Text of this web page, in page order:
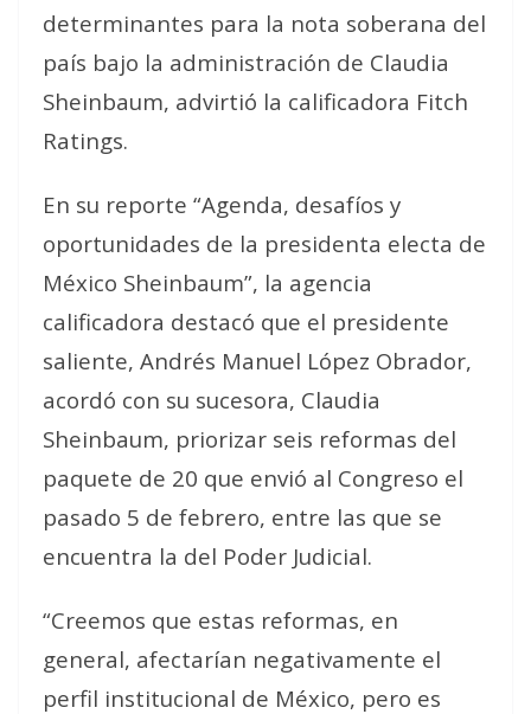
determinantes para la nota soberana del
país bajo la administración de Claudia
Sheinbaum, advirtió la calificadora Fitch
Ratings.
En su reporte “Agenda, desafíos y
oportunidades de la presidenta electa de
México Sheinbaum”, la agencia
calificadora destacó que el presidente
saliente, Andrés Manuel López Obrador,
acordó con su sucesora, Claudia
Sheinbaum, priorizar seis reformas del
paquete de 20 que envió al Congreso el
pasado 5 de febrero, entre las que se
encuentra la del Poder Judicial.
“Creemos que estas reformas, en
general, afectarían negativamente el
perfil institucional de México, pero es